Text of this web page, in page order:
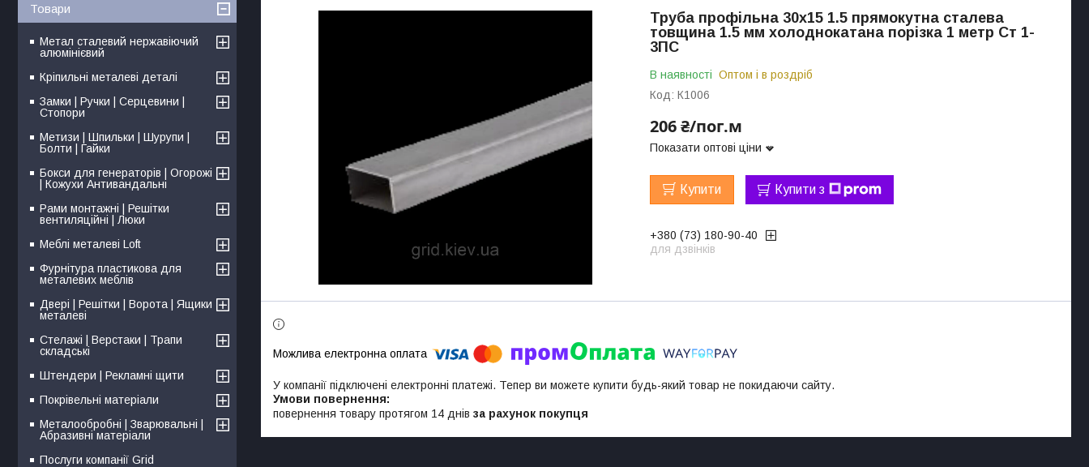
Труба профільна 30х15 1.5 прямокутна сталева
товщина 1.5 мм холоднокатана порізка 1 метр Ст 1-
3ПС
В наявності Оптом і в роздріб
Код: К1006
206 ₴/пог.м
Показати оптові ціни
Купити Купити з
+380 (73) 180-90-40
для дзвінків
У компанії підключені електронні платежі. Тепер ви можете купити будь-який товар не покидаючи сайту.
повернення товару протягом 14 днів за рахунок покупця
Товари
Метал сталевий нержавіючий
алюмінієвий
Кріпильні металеві деталі
Замки | Ручки | Серцевини |
Стопори
Метизи | Шпильки | Шурупи |
Болти | Гайки
Бокси для генераторів | Огорожі
| Кожухи Антивандальні
Рами монтажні | Решітки
вентиляційні | Люки
Меблі металеві Loft
Фурнітура пластикова для
металевих меблів
Двері | Решітки | Ворота | Ящики
металеві
Стелажі | Верстаки | Трапи
складські
Штендери | Рекламні щити
Покрівельні матеріали
Металообробні | Зварювальні |
Абразивні матеріали
Послуги компанії Grid